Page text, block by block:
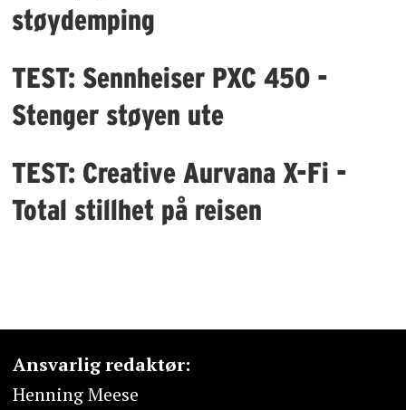
støydemping
TEST: Sennheiser PXC 450 -
Stenger støyen ute
TEST: Creative Aurvana X-Fi -
Total stillhet på reisen
Ansvarlig redaktør:
Henning Meese